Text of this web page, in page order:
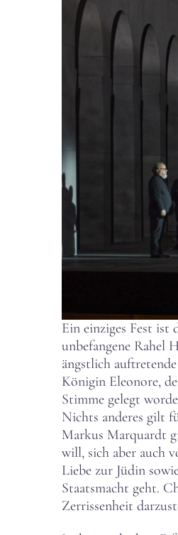
Ein einziges Fest ist
unbefangene Rahel
ängstlich
Königin Eleonore,
Stimme gelegt
Nichts anderes gilt
Markus Marquardt
will, sich aber auch
Liebe zur Jüdin
Staatsmacht geht.
Zerrissenheit